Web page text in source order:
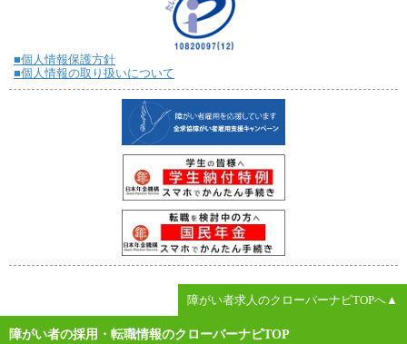
■個人情報保護方針
■個人情報の取り扱いについて
障がい者求人のクローバーナビTOPへ▲
障がい者の採用・転職情報のクローバーナビTOP